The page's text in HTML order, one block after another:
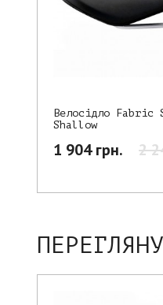
Велосідло Fabric
Shallow
1 904 грн. 2